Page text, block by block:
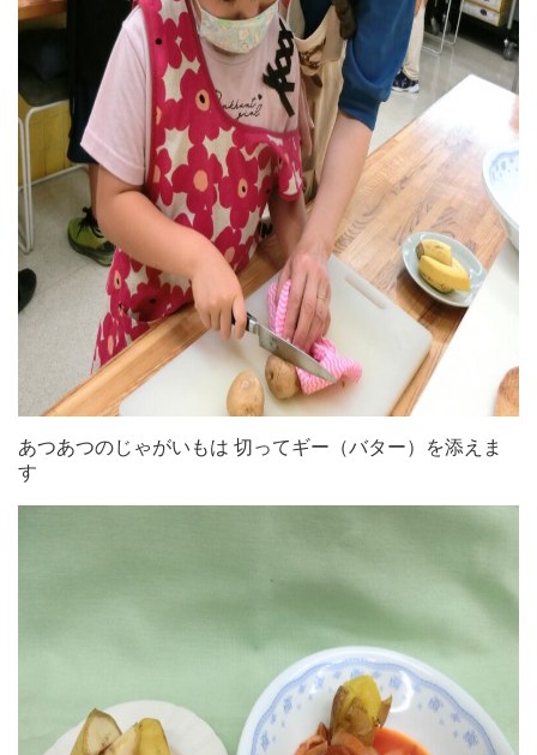
あつあつのじゃがいもは 切ってギー（バター）を添えま
す